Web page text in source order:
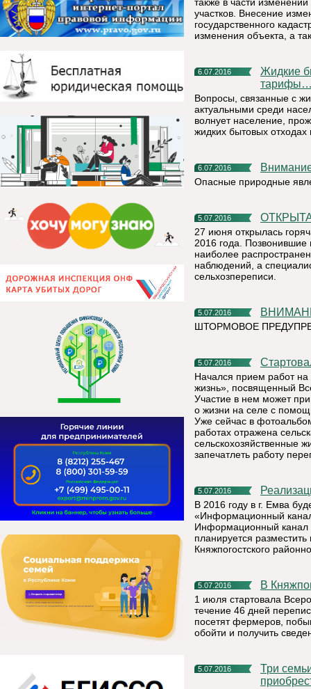
участков. Внесение
государственного
изменения объекта, а
6.07.2016
Жидкие бытовые отходы: реальная картина, низкие
Вопросы, связанные с
актуальными среди
волнует население,
жидких бытовых
6.07.2016
Опасные природные
5.07.2016
27 июня открылась
2016 года. Позвонившие
наиболее
наблюдений, а
сельхозпереписи.
5.07.2016
ШТОРМОВОЕ
5.07.2016
Начался прием работ
жизнь», посвященный
Участие в нем может
о жизни на селе с
Уже сейчас в
работах отражена
сельскохозяйственные
запечатлеть работу
5.07.2016
В 2016 году в г. Емва
«Информационный
Информационный канал
планируется
Княжпогостского
5.07.2016 В
1 июля стартовала
течение 46 дней
посетят фермеров,
обойти и получить
5.07.2016
Три семьи Княжпогостского района получили возможность